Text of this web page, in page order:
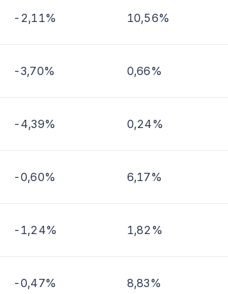
-2,11% 10,56%
-3,70% 0,66%
-4,39% 0,24%
-0,60% 6,17%
-1,24% 1,82%
-0,47% 8,83%